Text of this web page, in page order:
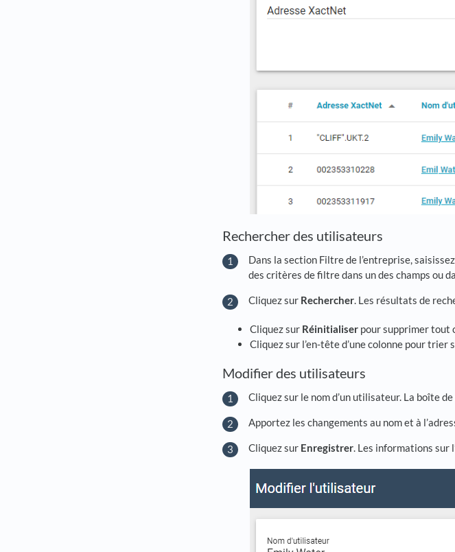
Rechercher des utilisateurs
Dans la section Filtre de l’entreprise,
des critères de filtre dans un des champs ou
Cliquez sur Rechercher. Les résultats de
Cliquez sur Réinitialiser pour supprimer tout
Cliquez sur l’en-tête d’une colonne pour trier
Modifier des utilisateurs
Cliquez sur le nom d’un utilisateur. La boîte
Apportez les changements au nom et à
Cliquez sur Enregistrer. Les informations sur